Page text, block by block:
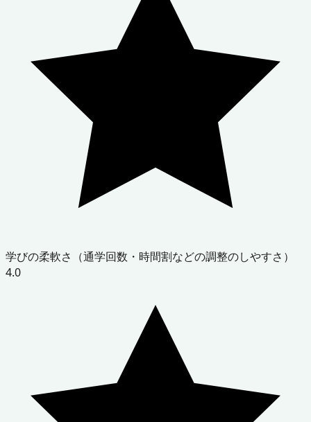
学びの柔軟さ（通学回数・時間割などの調整のしやすさ）
4.0